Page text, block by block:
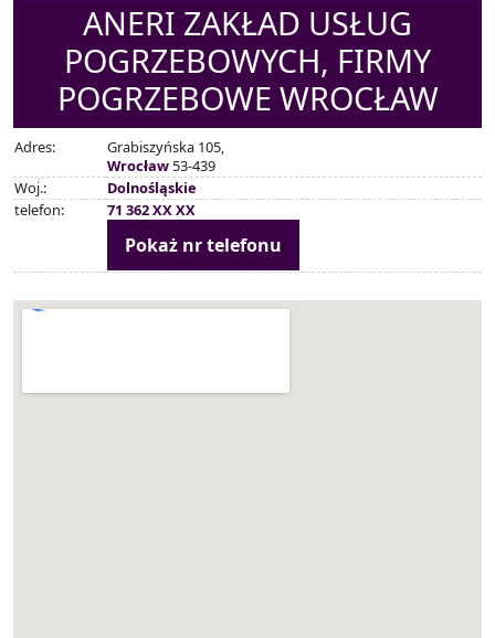
ANERI ZAKŁAD USŁUG
POGRZEBOWYCH, FIRMY
POGRZEBOWE WROCŁAW
Adres:
Grabiszyńska 105,
Wrocław 53-439
Woj.:
Dolnośląskie
telefon:
71 362 XX XX
Pokaż nr telefonu